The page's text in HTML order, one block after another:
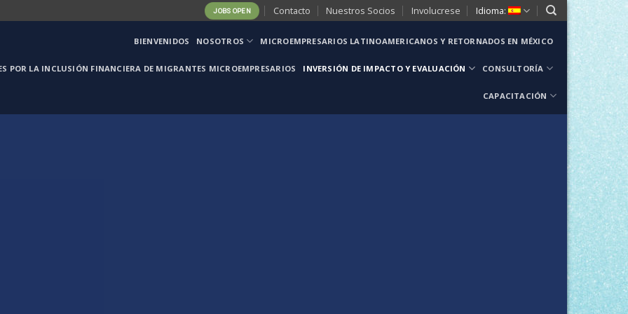
JOBS OPEN Contacto Nuestros Socios Involucrese Idioma:
BIENVENIDOS NOSOTROS MICROEMPRESARIOS LATINOAMERICANOS Y RETORNADOS EN MÉXICO
POR LA INCLUSIÓN FINANCIERA DE MIGRANTES MICROEMPRESARIOS INVERSIÓN DE IMPACTO Y EVALUACIÓN CONSULTORÍA
CAPACITACIÓN